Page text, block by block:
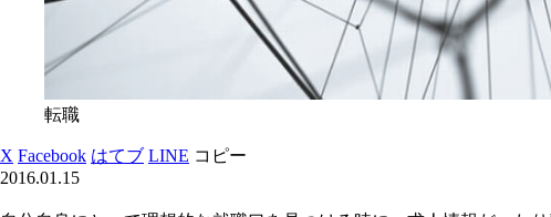
転職
X Facebook はてブ LINE コピー
2016.01.15